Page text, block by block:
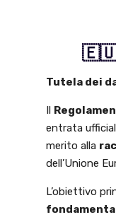
🇪🇺
Tutela dei
Il
entrata
merito alla
dell’Unione
L’obiettivo